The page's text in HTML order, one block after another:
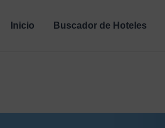
Inicio Buscador de Hoteles